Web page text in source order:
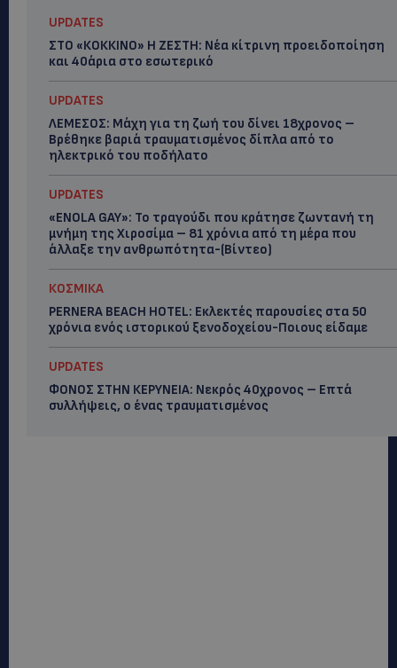
UPDATES
ΣΤΟ «ΚΟΚΚΙΝΟ» Η ΖΕΣΤΗ: Νέα κίτρινη προειδοποίηση
και 40άρια στο εσωτερικό
UPDATES
ΛΕΜΕΣΟΣ: Μάχη για τη ζωή του δίνει 18χρονος –
Βρέθηκε βαριά τραυματισμένος δίπλα από το
ηλεκτρικό του ποδήλατο
UPDATES
«ENOLA GAY»: Το τραγούδι που κράτησε ζωντανή τη
μνήμη της Χιροσίμα – 81 χρόνια από τη μέρα που
άλλαξε την ανθρωπότητα-(Bίντεο)
ΚΟΣΜΙΚΑ
PERNERA BEACH HOTEL: Εκλεκτές παρουσίες στα 50
χρόνια ενός ιστορικού ξενοδοχείου-Ποιους είδαμε
UPDATES
ΦΟΝΟΣ ΣΤΗΝ ΚΕΡΥΝΕΙΑ: Νεκρός 40χρονος – Επτά
συλλήψεις, ο ένας τραυματισμένος